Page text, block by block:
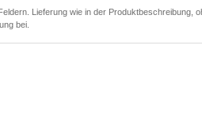
Lieferung wie in der Produktbeschreibung,
bei.